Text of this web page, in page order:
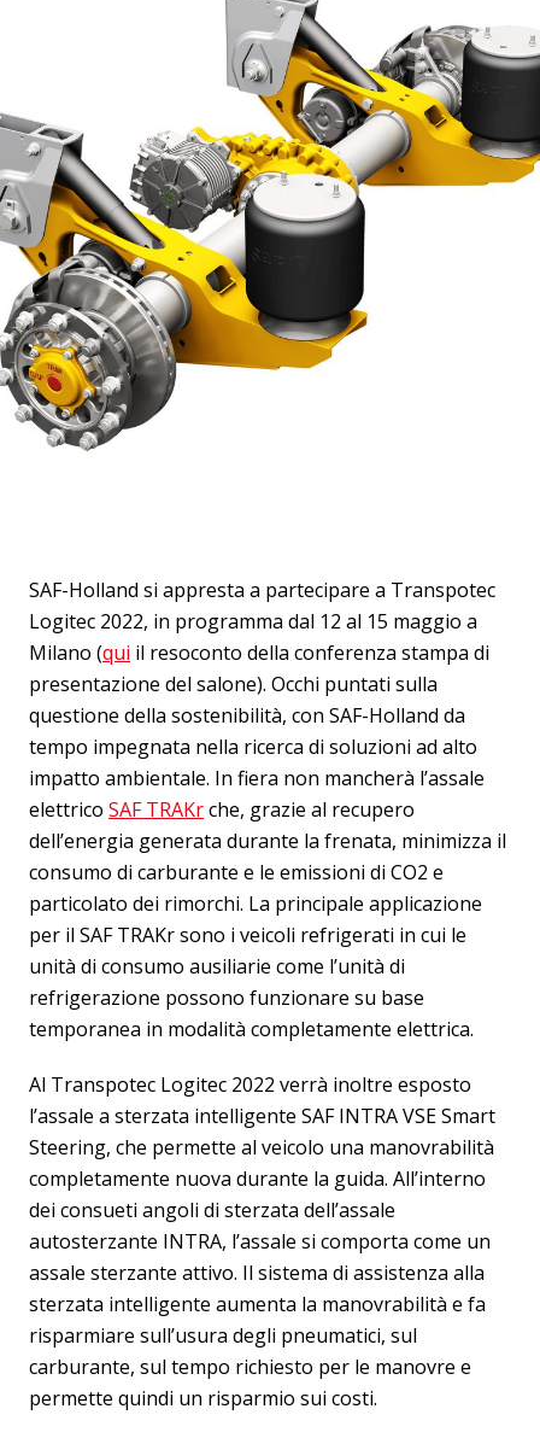
SAF-Holland si appresta a partecipare a Transpotec
Logitec 2022, in programma dal 12 al 15 maggio a
Milano (qui il resoconto della conferenza stampa di
presentazione del salone). Occhi puntati sulla
questione della sostenibilità, con SAF-Holland da
tempo impegnata nella ricerca di soluzioni ad alto
impatto ambientale. In fiera non mancherà l’assale
elettrico SAF TRAKrche, grazie al recupero
dell’energia generata durante la frenata, minimizza il
consumo di carburante e le emissioni di CO2 e
particolato dei rimorchi. La principale applicazione
per il SAF TRAKr sono i veicoli refrigerati in cui le
unità di consumo ausiliarie come l’unità di
refrigerazione possono funzionare su base
temporanea in modalità completamente elettrica.
Al Transpotec Logitec 2022 verrà inoltre esposto
l’assale a sterzata intelligente SAF INTRA VSE Smart
Steering, che permette al veicolo una manovrabilità
completamente nuova durante la guida. All’interno
dei consueti angoli di sterzata dell’assale
autosterzante INTRA, l’assale si comporta come un
assale sterzante attivo. Il sistema di assistenza alla
sterzata intelligente aumenta la manovrabilità e fa
risparmiare sull’usura degli pneumatici, sul
carburante, sul tempo richiesto per le manovre e
permette quindi un risparmio sui costi.